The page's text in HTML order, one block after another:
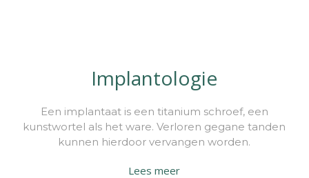
Implantologie
Een implantaat is een titanium schroef, een
kunstwortel als het ware. Verloren gegane tanden
kunnen hierdoor vervangen worden.
Lees meer